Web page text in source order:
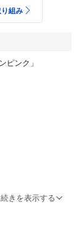
組み
ピンク」
続きを表示する